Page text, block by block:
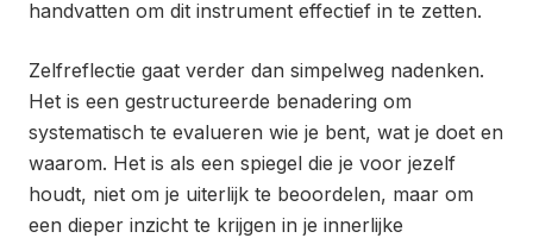
handvatten om dit instrument effectief in te zetten.
Zelfreflectie gaat verder dan simpelweg nadenken.
Het is een gestructureerde benadering om
systematisch te evalueren wie je bent, wat je doet en
waarom. Het is als een spiegel die je voor jezelf
houdt, niet om je uiterlijk te beoordelen, maar om
een dieper inzicht te krijgen in je innerlijke